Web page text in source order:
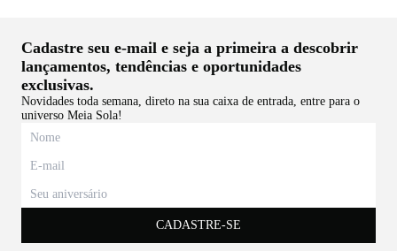
Cadastre seu e-mail e seja a primeira a descobrir
lançamentos, tendências e oportunidades
exclusivas.
Novidades toda semana, direto na sua caixa de entrada, entre para o
universo Meia Sola!
CADASTRE-SE